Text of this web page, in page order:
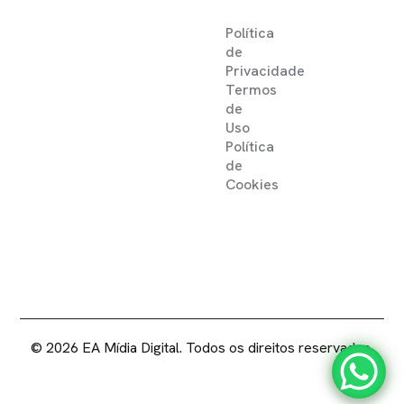
Política
de
Privacidade
Termos
de
Uso
Política
de
Cookies
© 2026 EA Mídia Digital. Todos os direitos reservados.